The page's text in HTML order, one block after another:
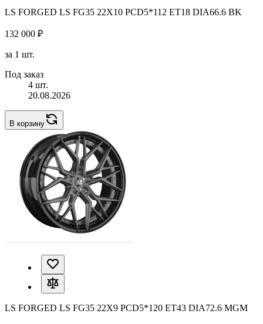
LS FORGED LS FG35 22X10 PCD5*112 ET18 DIA66.6 BK
132 000 ₽
за 1 шт.
Под заказ
4 шт.
20.08.2026
В корзину
LS FORGED LS FG35 22X9 PCD5*120 ET43 DIA72.6 MGM